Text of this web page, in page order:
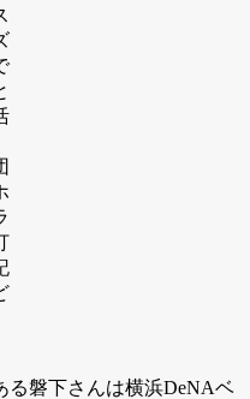
る磐下さんは横浜DeNAベ